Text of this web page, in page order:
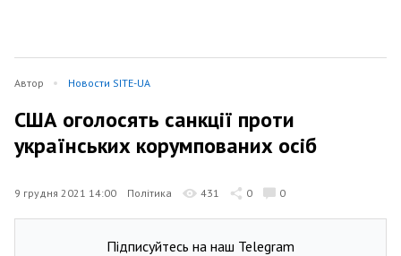
Автор Новости SITE-UA
США оголосять санкції проти
українських корумпованих осіб
9 грудня 2021 14:00 Політика 431 0 0
Підписуйтесь на наш Telegram